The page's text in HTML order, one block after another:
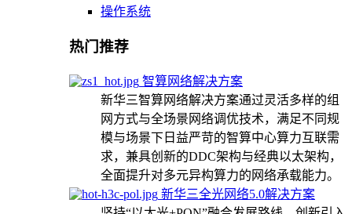
操作系统
热门推荐
智算网络解决方案
新华三智算网络解决方案通过灵活多样的组
网方式与全场景网络调优技术，满足不同规
模与场景下日益严苛的智算中心算力互联需
求，兼具创新的DDC架构与经典以太架构，
全面提升对多元异构算力的网络承载能力。
新华三全光网络5.0解决方案